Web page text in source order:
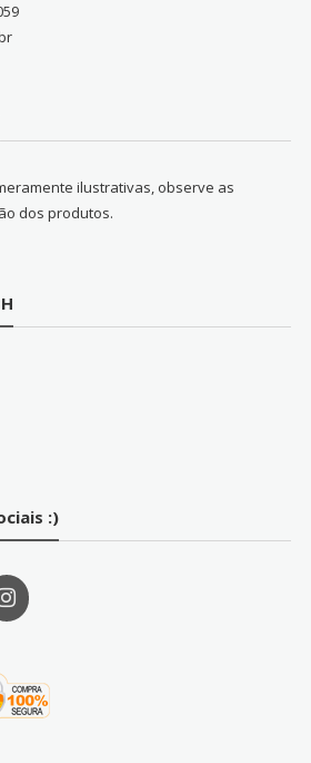
ilustrativas, observe as
dos produtos.
:)